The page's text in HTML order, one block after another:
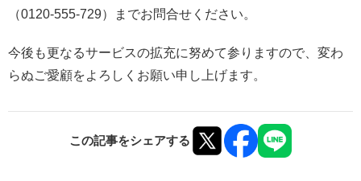
（0120-555-729）までお問合せください。
今後も更なるサービスの拡充に努めて参りますので、変わ
らぬご愛顧をよろしくお願い申し上げます。
この記事をシェアする